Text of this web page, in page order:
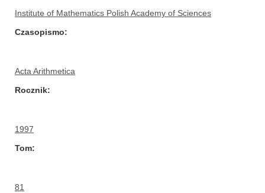
Institute of Mathematics Polish Academy of Sciences
Czasopismo
Acta Arithmetica
Rocznik
1997
Tom
81